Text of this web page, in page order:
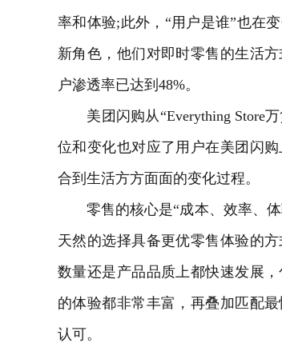
率和体验;此外，“用户是谁”也在
新角色，他们对即时零售的生活
户渗透率已达到48%。
美团闪购从“Everything Store万
位和变化也对应了用户在美团闪
合到生活方方面面的变化过程。
零售的核心是“成本、效率、体
天然的选择具备更优零售体验的
数量还是产品品质上都快速发展
的体验都非常丰富，再叠加匹配
认可。